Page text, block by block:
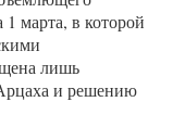
марта, в которой
лишь
и решению